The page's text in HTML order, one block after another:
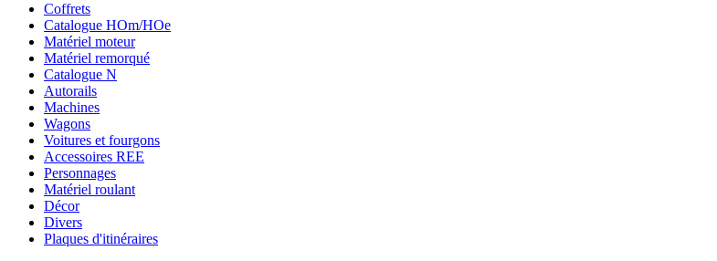
Coffrets
Catalogue HOm/HOe
Matériel moteur
Matériel remorqué
Catalogue N
Autorails
Machines
Wagons
Voitures et fourgons
Accessoires REE
Personnages
Matériel roulant
Décor
Divers
Plaques d'itinéraires